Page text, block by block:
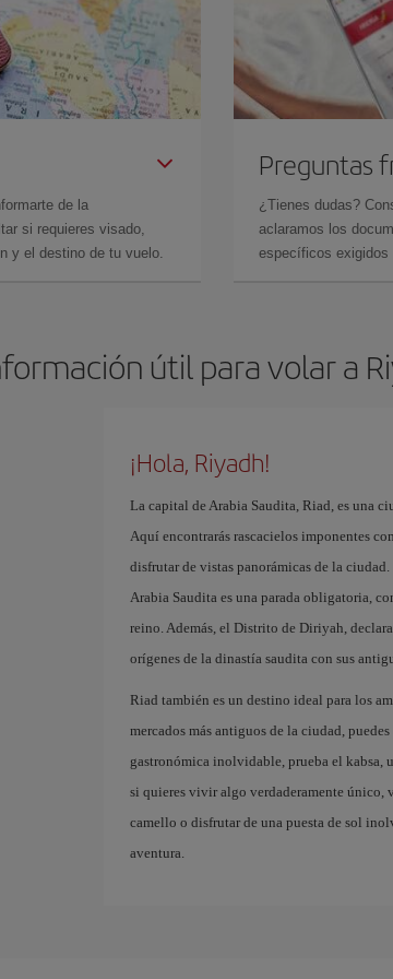
de la
si requieres visado,
y el destino de tu vuelo.
Preguntas
¿Tienes dudas?
aclaramos los
específicos exigidos
útil para volar a
¡Hola, Riyadh!
La capital de Arabia Saudita, Riad, es una
Aquí encontrarás rascacielos imponentes
disfrutar de vistas panorámicas de la
Arabia Saudita es una parada obligatoria,
reino. Además, el Distrito de Diriyah,
orígenes de la dinastía saudita con sus
Riad también es un destino ideal para los
mercados más antiguos de la ciudad,
gastronómica inolvidable, prueba el kabsa,
si quieres vivir algo verdaderamente único,
camello o disfrutar de una puesta de sol
aventura.